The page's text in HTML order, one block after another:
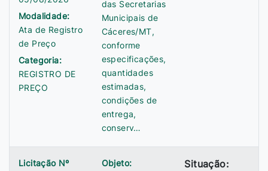
Modalidade:
Ata de Registro
de Preço
Categoria:
REGISTRO DE
PREÇO
das Secretarias
Municipais de
Cáceres/MT,
conforme
especificações,
quantidades
estimadas,
condições de
entrega,
conserv…
Licitação Nº
Objeto:
Situação: